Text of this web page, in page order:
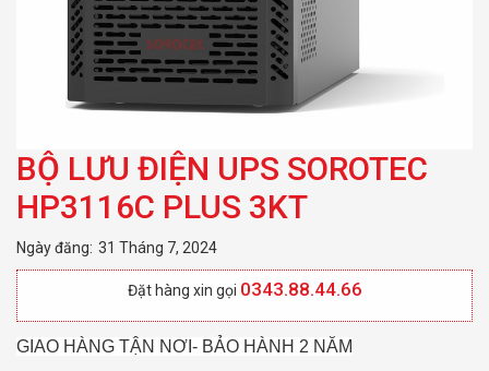
BỘ LƯU ĐIỆN UPS SOROTEC
HP3116C PLUS 3KT
Ngày đăng: 31 Tháng 7, 2024
Đặt hàng xin gọi 0343.88.44.66
GIAO HÀNG TẬN NƠI- BẢO HÀNH 2 NĂM